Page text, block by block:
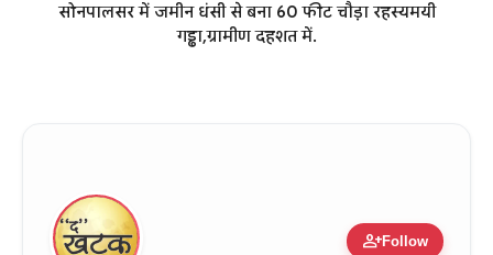
सोनपालसर में जमीन धंसी से बना 60 फीट चौड़ा रहस्यमयी
गड्ढा,ग्रामीण दहशत में.
person_addFollow